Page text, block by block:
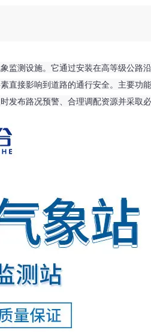
监测设施。它通过安装在高等级公
直接影响到道路的通行安全。 主要功
发布路况预警、合理调配资源并采取